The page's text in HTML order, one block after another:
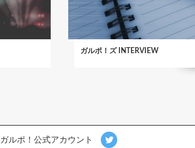
ガルポ！ズ INTERVIEW
ガルポ！公式アカウント